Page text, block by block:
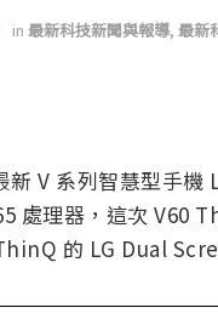
in 最新科技新聞與報導, 最新
V 系列智慧型手
處理器，這次 V60
的 LG Dual